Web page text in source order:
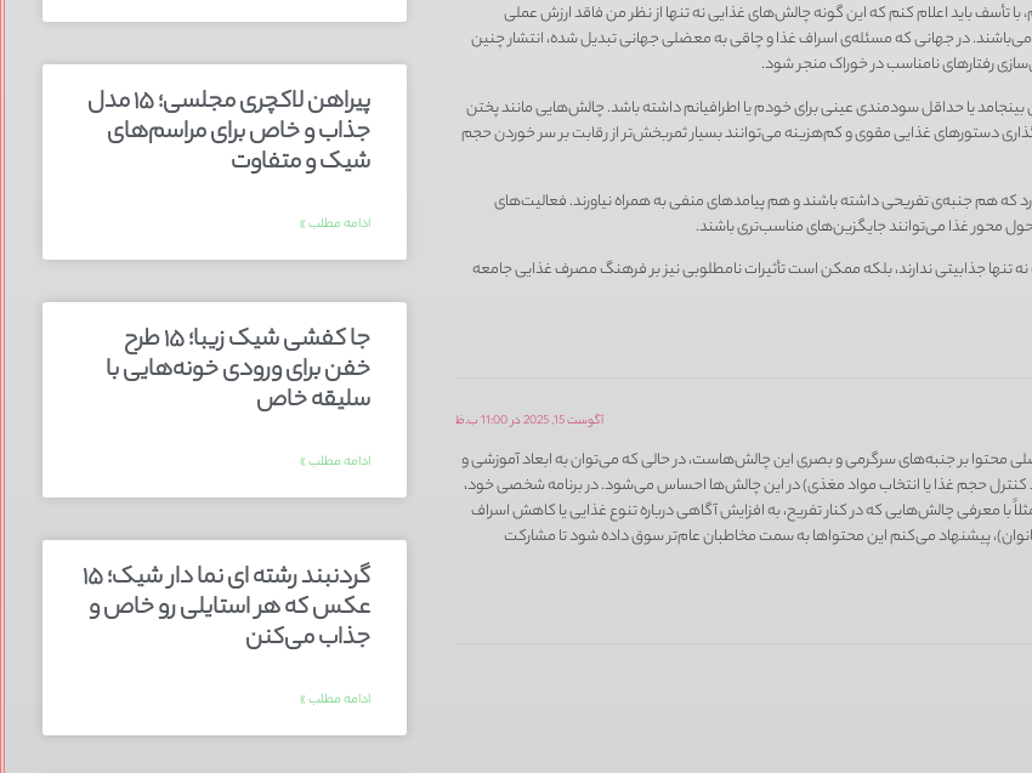
تأسف باید اعلام کنم که این گونه چالش‌های غذایی نه تنها از نظر من فاقد ارزش عملی
در جهانی که مسئله‌ی اسراف غذا و چاقی به معضلی جهانی تبدیل شده، انتشار چنین
رفتارهای نامناسب در خوراک منجر شود.
یا حداقل سودمندی عینی برای خودم یا اطرافیانم داشته باشد. چالش‌هایی مانند پختن
دستورهای غذایی مقوی و کم‌هزینه می‌توانند بسیار ثمربخش‌تر از رقابت بر سر خوردن حجم
که هم جنبه‌ی تفریحی داشته باشند و هم پیامدهای منفی به همراه نیاورند. فعالیت‌های
محور غذا می‌توانند جایگزین‌های مناسب‌تری باشند.
تنها جذابیتی ندارند، بلکه ممکن است تأثیرات نامطلوبی نیز بر فرهنگ مصرف غذایی جامعه
آگوست 15, 2025 در 11:00 ب.ظ
اصلی محتوا بر جنبه‌های سرگرمی و بصری این چالش‌هاست، در حالی که می‌توان به ابعاد آموزشی و
کنترل حجم غذا یا انتخاب مواد مغذی) در این چالش‌ها احساس می‌شود. در برنامه شخصی خود،
معرفی چالش‌هایی که در کنار تفریح، به افزایش آگاهی درباره تنوع غذایی یا کاهش اسراف
پیشنهاد می‌کنم این محتواها به سمت مخاطبان عام‌تر سوق داده شود تا مشارکت
پیراهن لاکچری مجلسی؛ ۱۵ مدل
جذاب و خاص برای مراسم‌های
شیک و متفاوت
ادامه مطلب »
جا کفشی شیک زیبا؛ ۱۵ طرح
خفن برای ورودی خونه‌هایی با
سلیقه خاص
ادامه مطلب »
گردنبند رشته ای نما دار شیک؛ ۱۵
عکس که هر استایلی رو خاص و
جذاب می‌کنن
ادامه مطلب »